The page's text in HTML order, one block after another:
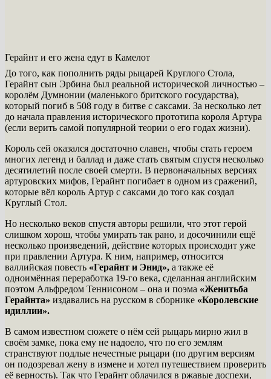
Герайнт и его жена едут в Камелот
До того, как пополнить ряды рыцарей Круглого Стола,
Герайнт сын Эрбина был реальной исторической личностью –
королём Думнонии (маленького бритского государства),
который погиб в 508 году в битве с саксами. За несколько лет
до начала правления исторического прототипа короля Артура
(если верить самой популярной теории о его годах жизни).
Король сей оказался достаточно славен, чтобы стать героем
многих легенд и баллад и даже стать святым спустя несколько
десятилетий после своей смерти. В первоначальных версиях
артуровских мифов, Герайнт погибает в одном из сражений,
которые вёл король Артур с саксами до того как создал
Круглый Стол.
Но несколько веков спустя авторы решили, что этот герой
слишком хорош, чтобы умирать так рано, и досочинили ещё
несколько произведений, действие которых происходит уже
при правлении Артура. К ним, например, относится
валлийская повесть «Герайнт и Энид», а также её
одноимённая переработка 19-го века, сделанная английским
поэтом Альфредом Теннисоном – она и поэма «Женитьба
Герайнта» издавались на русском в сборнике «Королевские
идиллии».
В самом известном сюжете о нём сей рыцарь мирно жил в
своём замке, пока ему не надоело, что по его землям
странствуют подлые нечестные рыцари (по другим версиям
он подозревал жену в измене и хотел путешествием проверить
её верность). Так что Герайнт облачился в ржавые доспехи,